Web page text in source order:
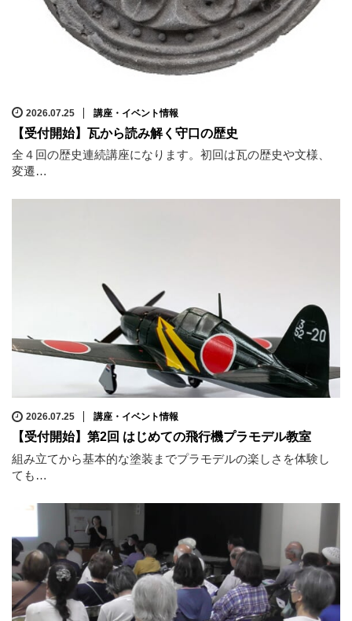
2026.07.25 講座・イベント情報
【受付開始】瓦から読み解く守口の歴史
全４回の歴史連続講座になります。初回は瓦の歴史や文様、
変遷…
2026.07.25 講座・イベント情報
【受付開始】第2回 はじめての飛行機プラモデル教室
組み立てから基本的な塗装までプラモデルの楽しさを体験し
ても…